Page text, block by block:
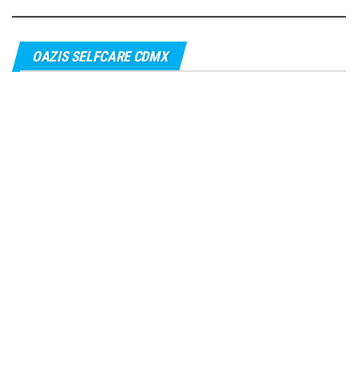
OAZIS SELFCARE CDMX